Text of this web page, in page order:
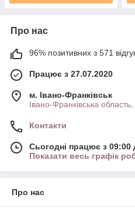
Про нас
96% позитивних з 571
Працює з 27.07.2020
м. Івано-Франківськ
Івано-Франківська
Контакти
Сьогодні працює з 09:00
Показати весь графік
Про нас